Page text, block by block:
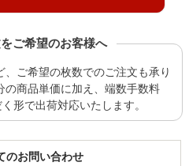
ご希望のお客様へ
ご希望の枚数でのご注文も承り
の商品単価に加え、端数手数料
形で出荷対応いたします。
のお問い合わせ